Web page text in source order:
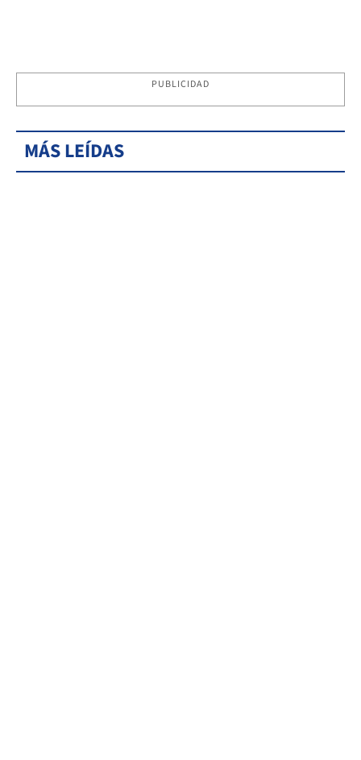
PUBLICIDAD
MÁS LEÍDAS